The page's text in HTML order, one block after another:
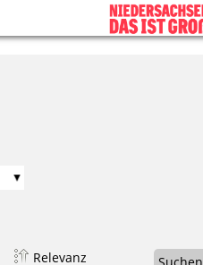
Relevanz Suchen